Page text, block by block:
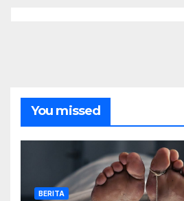
You missed
BERITA